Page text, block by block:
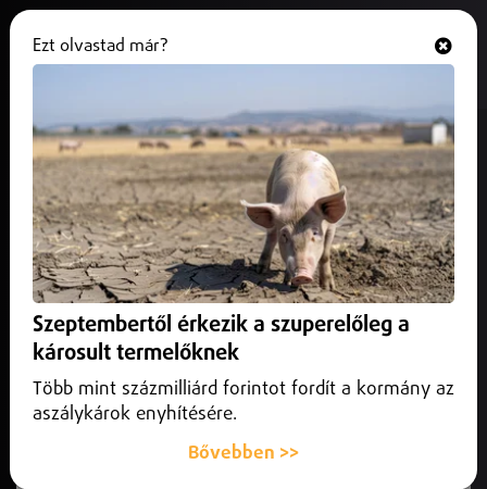
Közel 3 milliárd forint jön Hajdú-
Biharba: mentőállomás,
közbiztonság és felújítások is a
listán
2026. február 10.Debrecen
A következő hetekben a településeknek még
Ezt olvastad már?
Szeptembertől érkezik a szuperelőleg a
károsult termelőknek
Több mint százmilliárd forintot fordít a kormány az
aszálykárok enyhítésére.
Bővebben >>